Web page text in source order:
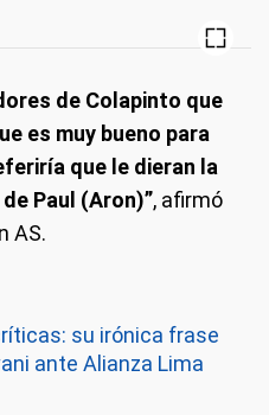
de Colapinto que
es muy bueno para
que le dieran la
Paul (Aron)”, afirmó
AS.
su irónica frase
ante Alianza Lima